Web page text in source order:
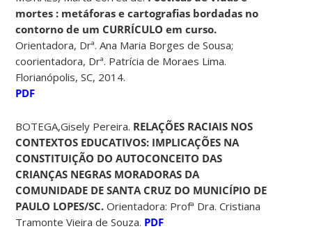
mortes : metáforas e cartografias bordadas no
contorno de um CURRÍCULO em curso.
Orientadora, Drª. Ana Maria Borges de Sousa;
coorientadora, Drª. Patrícia de Moraes Lima.
Florianópolis, SC, 2014.
PDF
BOTEGA,Gisely Pereira. RELAÇÕES RACIAIS NOS
CONTEXTOS EDUCATIVOS: IMPLICAÇÕES NA
CONSTITUIÇÃO DO AUTOCONCEITO DAS
CRIANÇAS NEGRAS MORADORAS DA
COMUNIDADE DE SANTA CRUZ DO MUNICÍPIO DE
PAULO LOPES/SC.Orientadora: Profª Dra. Cristiana
Tramonte Vieira de Souza. PDF